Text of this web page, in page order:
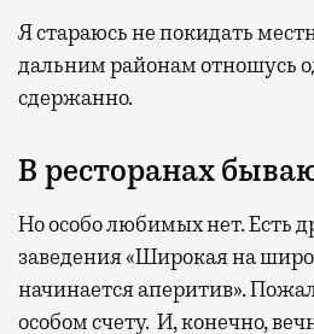
Я стараюсь не покидать
дальним районам отношусь
сдержанно.
В ресторанах
Но особо любимых нет. Есть
заведения «Широкая на
начинается аперитив».
особом счету. И, конечно,